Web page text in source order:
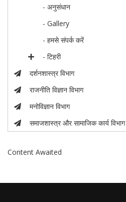
- अनुसंधान
- Gallery
- हमसे संपर्क करें
- टिहरी
दर्शनशास्त्र विभाग
राजनीति विज्ञान विभाग
मनोविज्ञान विभाग
समाजशास्त्र और सामाजिक कार्य विभाग
Content Awaited